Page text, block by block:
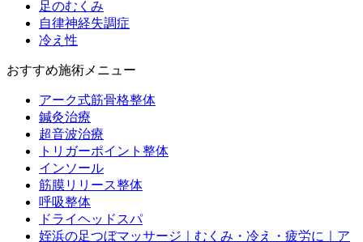
足のむくみ
自律神経失調症
冷え性
おすすめ施術メニュー
アーク式筋骨格整体
鍼灸治療
超音波治療
トリガーポイント整体
インソール
筋膜リリース整体
呼吸整体
ドライヘッドスパ
姪浜の足つぼマッサージ｜むくみ・冷え・疲労に｜ア